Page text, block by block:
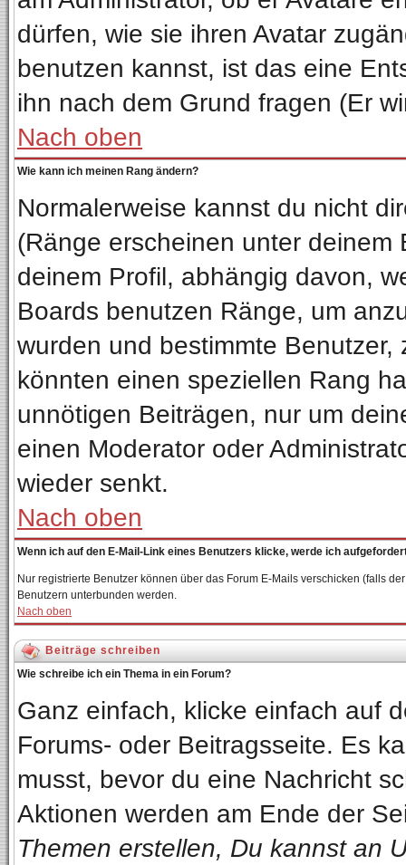
dürfen, wie sie ihren Avatar
benutzen kannst, ist das eine
ihn nach dem Grund fragen (Er
Nach oben
Wie kann ich meinen Rang ändern?
Normalerweise kannst du nicht
(Ränge erscheinen unter
deinem Profil, abhängig davon,
Boards benutzen Ränge, um
wurden und bestimmte
könnten einen speziellen Rang
unnötigen Beiträgen, nur um
einen Moderator oder
wieder senkt.
Nach oben
Wenn ich auf den E-Mail-Link eines Benutzers klicke, werde ich
Nur registrierte Benutzer können über das Forum E-Mails verschicken (falls
Benutzern unterbunden werden.
Nach oben
Beiträge schreiben
Wie schreibe ich ein Thema in ein Forum?
Ganz einfach, klicke einfach auf
Forums- oder Beitragsseite. Es
musst, bevor du eine Nachricht
Aktionen werden am Ende der
Themen erstellen, Du kannst an